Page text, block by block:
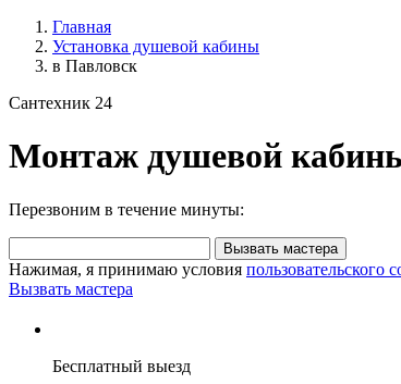
Главная
Установка душевой кабины
в Павловск
Сантехник 24
Монтаж душевой
Перезвоним в течение минуты:
Вызвать мастера
Нажимая, я принимаю условия пользовательского
Вызвать мастера
Бесплатный выезд